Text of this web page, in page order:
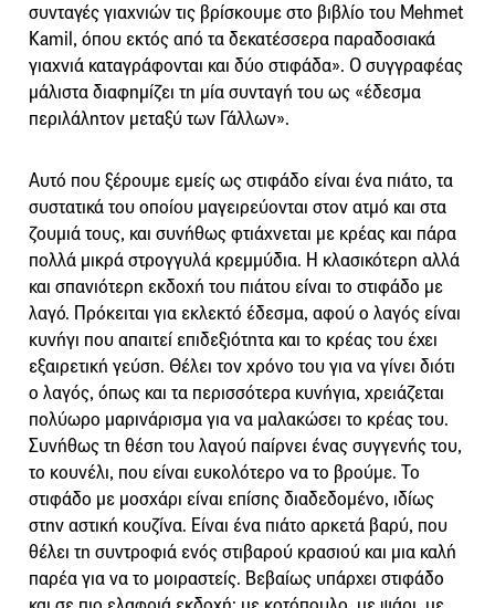
συνταγές γιαχνιών τις βρίσκουμε στο βιβλίο του Mehmet
Kamil, όπου εκτός από τα δεκατέσσερα παραδοσιακά
γιαχνιά καταγράφονται και δύο στιφάδα». Ο συγγραφέας
μάλιστα διαφημίζει τη μία συνταγή του ως «έδεσμα
περιλάλητον μεταξύ των Γάλλων».
Αυτό που ξέρουμε εμείς ως στιφάδο είναι ένα πιάτο, τα
συστατικά του οποίου μαγειρεύονται στον ατμό και στα
ζουμιά τους, και συνήθως φτιάχνεται με κρέας και πάρα
πολλά μικρά στρογγυλά κρεμμύδια. Η κλασικότερη αλλά
και σπανιότερη εκδοχή του πιάτου είναι το στιφάδο με
λαγό. Πρόκειται για εκλεκτό έδεσμα, αφού ο λαγός είναι
κυνήγι που απαιτεί επιδεξιότητα και το κρέας του έχει
εξαιρετική γεύση. Θέλει τον χρόνο του για να γίνει διότι
ο λαγός, όπως και τα περισσότερα κυνήγια, χρειάζεται
πολύωρο μαρινάρισμα για να μαλακώσει το κρέας του.
Συνήθως τη θέση του λαγού παίρνει ένας συγγενής του,
το κουνέλι, που είναι ευκολότερο να το βρούμε. Το
στιφάδο με μοσχάρι είναι επίσης διαδεδομένο, ιδίως
στην αστική κουζίνα. Είναι ένα πιάτο αρκετά βαρύ, που
θέλει τη συντροφιά ενός στιβαρού κρασιού και μια καλή
παρέα για να το μοιραστείς. Βεβαίως υπάρχει στιφάδο